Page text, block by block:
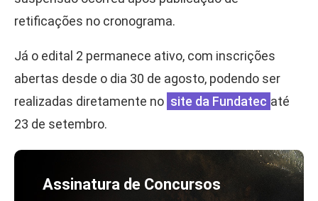
retificações no cronograma.
Já o edital 2 permanece ativo, com inscrições
abertas desde o dia 30 de agosto, podendo ser
realizadas diretamente no site da Fundatec até
23 de setembro.
Assinatura de Concursos